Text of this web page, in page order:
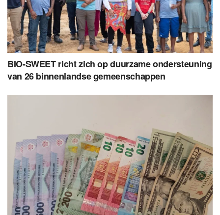
BIO-SWEET richt zich op duurzame ondersteuning
van 26 binnenlandse gemeenschappen